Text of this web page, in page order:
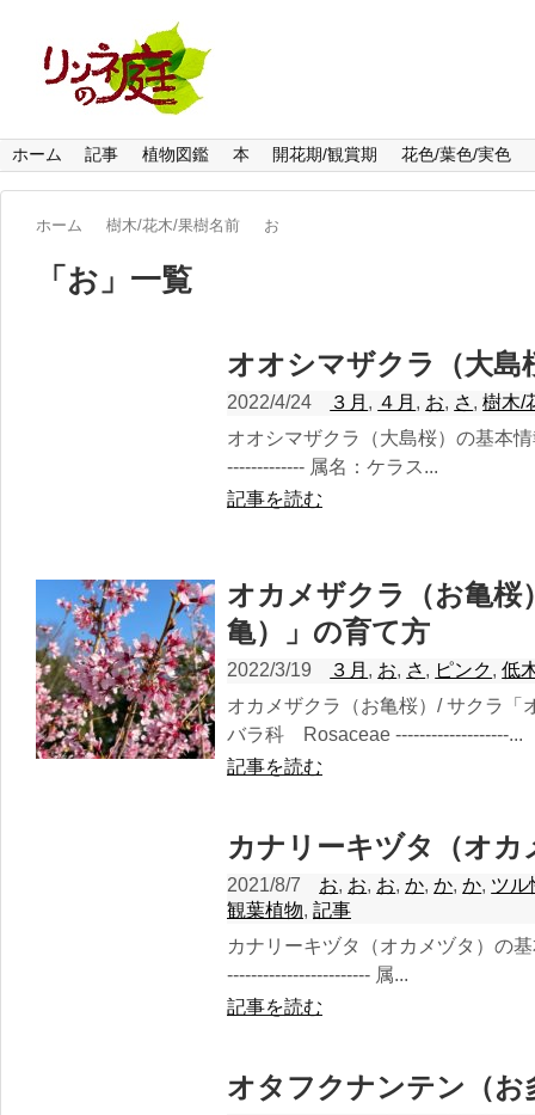
ホーム 記事 植物図鑑 本 開花期/観賞期 花色/葉色/実色
ホーム 樹木/花木/果樹名前 お
「 お 」 一覧
オオシマザクラ（大島
2022/4/24 ３月 , ４月 , お, さ ,樹木/
オオシマザクラ（大島桜）の基本
------------- 属名：ケラス...
記事を読む
オカメザクラ（お亀
亀）」の育て方
2022/3/19 ３月 , お, さ , ピンク,低
オカメザクラ（お亀桜）/ サクラ「
バラ科 Rosaceae -------------------...
記事を読む
カナリーキヅタ（オカ
2021/8/7 お, お, お,か,か,か, ツル
観葉植物, 記事
カナリーキヅタ（オカメヅタ）の
------------------------ 属...
記事を読む
オタフクナンテン（お